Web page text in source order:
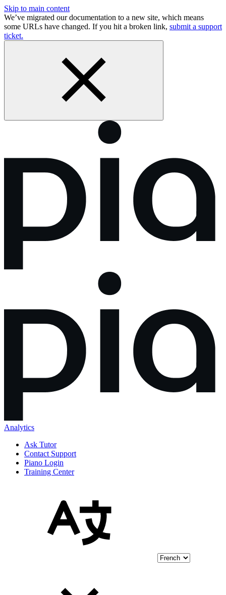
Skip to main content
We’ve migrated our documentation to a new site, which means
some URLs have changed. If you hit a broken link, submit a support
ticket.
Analytics
Ask Tutor
Contact Support
Piano Login
Training Center